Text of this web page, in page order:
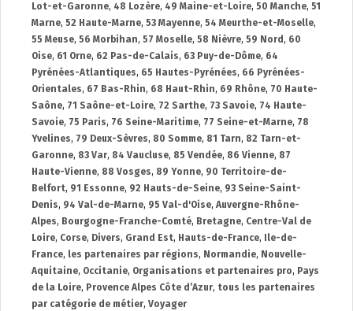
Lot-et-Garonne, 48 Lozère, 49 Maine-et-Loire, 50 Manche, 51
Marne, 52 Haute-Marne, 53 Mayenne, 54 Meurthe-et-Moselle,
55 Meuse, 56 Morbihan, 57 Moselle, 58 Nièvre, 59 Nord , 60
Oise, 61 Orne, 62 Pas-de-Calais, 63 Puy-de-Dôme, 64
Pyrénées-Atlantiques, 65 Hautes-Pyrénées, 66 Pyrénées-
Orientales, 67 Bas-Rhin, 68 Haut-Rhin, 69 Rhône, 70 Haute-
Saône, 71 Saône-et-Loire, 72 Sarthe, 73 Savoie, 74 Haute-
Savoie, 75 Paris, 76 Seine-Maritime, 77 Seine-et-Marne, 78
Yvelines, 79 Deux-Sèvres, 80 Somme, 81 Tarn, 82 Tarn-et-
Garonne, 83 Var, 84 Vaucluse, 85 Vendée, 86 Vienne, 87
Haute-Vienne, 88 Vosges, 89 Yonne, 90 Territoire-de-
Belfort, 91 Essonne, 92 Hauts-de-Seine, 93 Seine-Saint-
Denis, 94 Val-de-Marne, 95 Val-d'Oise, Auvergne-Rhône-
Alpes, Bourgogne-Franche-Comté, Bretagne, Centre-Val de
Loire, Corse, Divers, Grand Est, Hauts-de-France,
Ile-de-
France, les partenaires par régions, Normandie, Nouvelle-
Aquitaine, Occitanie, Organisations et partenaires pro, Pays
de la Loire, Provence Alpes Côte d’Azur, tous les partenaires
par catégorie de métier, Voyager